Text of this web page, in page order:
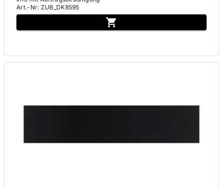
Art.-Nr: ZUB_DK8595